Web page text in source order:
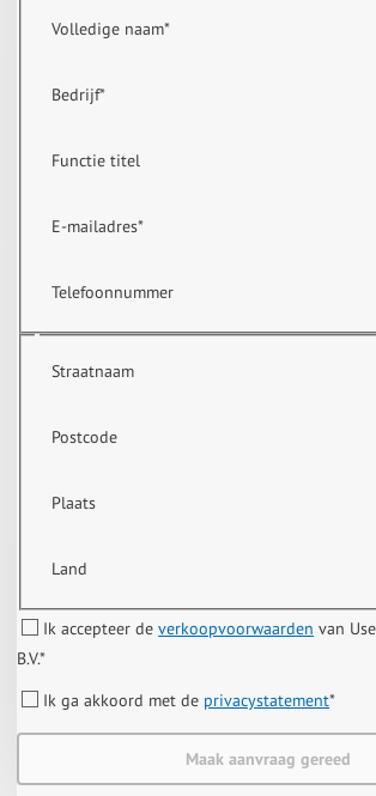
Volledige naam*
Bedrijf*
Functie titel
E-mailadres*
Telefoonnummer
Straatnaam
Postcode
Plaats
Land
Ik accepteer deverkoopvoorwaarden van
B.V.*
Ik ga akkoord met de privacystatement*
Maak aanvraag gereed